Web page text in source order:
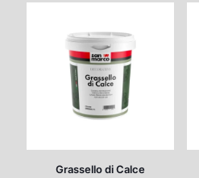
Grassello di Calce